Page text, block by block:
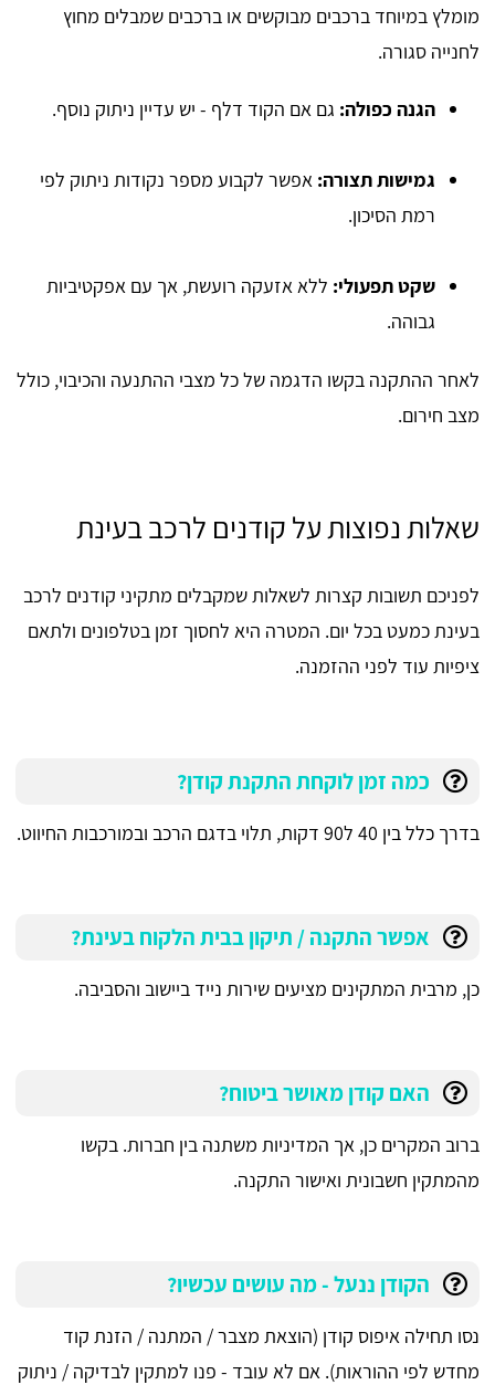
מומלץ במיוחד ברכבים מבוקשים או ברכבים שמבלים מחוץ
לחנייה סגורה.
הגנה כפולה: גם אם הקוד דלף - יש עדיין ניתוק נוסף.
גמישות תצורה: אפשר לקבוע מספר נקודות ניתוק לפי
רמת הסיכון.
שקט תפעולי: ללא אזעקה רועשת, אך עם אפקטיביות
גבוהה.
לאחר ההתקנה בקשו הדגמה של כל מצבי ההתנעה והכיבוי, כולל
מצב חירום.
שאלות נפוצות על קודנים לרכב בעינת
לפניכם תשובות קצרות לשאלות שמקבלים מתקיני קודנים לרכב
בעינת כמעט בכל יום. המטרה היא לחסוך זמן בטלפונים ולתאם
ציפיות עוד לפני ההזמנה.
כמה זמן לוקחת התקנת קודן?
בדרך כלל בין 40 ל90 דקות, תלוי בדגם הרכב ובמורכבות החיווט.
אפשר התקנה / תיקון בבית הלקוח בעינת?
כן, מרבית המתקינים מציעים שירות נייד ביישוב והסביבה.
האם קודן מאושר ביטוח?
ברוב המקרים כן, אך המדיניות משתנה בין חברות. בקשו
מהמתקין חשבונית ואישור התקנה.
הקודן ננעל - מה עושים עכשיו?
נסו תחילה איפוס קודן (הוצאת מצבר / המתנה / הזנת קוד
מחדש לפי ההוראות). אם לא עובד - פנו למתקין לבדיקה / ניתוק